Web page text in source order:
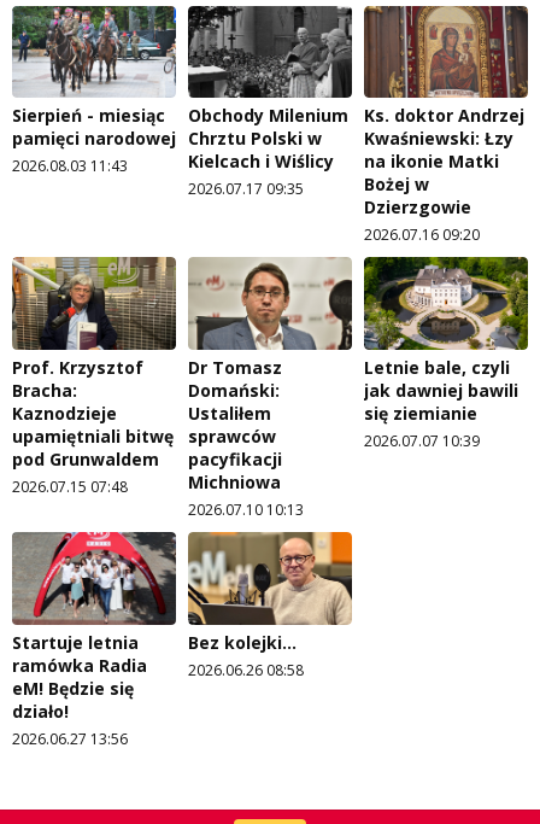
Sierpień - miesiąc
pamięci narodowej
2026.08.03 11:43
Obchody Milenium
Chrztu Polski w
Kielcach i Wiślicy
2026.07.17 09:35
Ks. doktor Andrzej
Kwaśniewski: Łzy
na ikonie Matki
Bożej w
Dzierzgowie
2026.07.16 09:20
Prof. Krzysztof
Bracha:
Kaznodzieje
upamiętniali bitwę
pod Grunwaldem
2026.07.15 07:48
Dr Tomasz
Domański:
Ustaliłem
sprawców
pacyfikacji
Michniowa
2026.07.10 10:13
Letnie bale, czyli
jak dawniej bawili
się ziemianie
2026.07.07 10:39
Startuje letnia
ramówka Radia
eM! Będzie się
działo!
2026.06.27 13:56
Bez kolejki...
2026.06.26 08:58